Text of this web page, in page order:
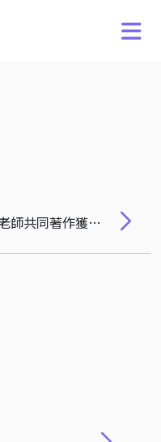
恭賀!許博炫老師與邱婉茜老師共同著作獲選AFA 2025年會論文